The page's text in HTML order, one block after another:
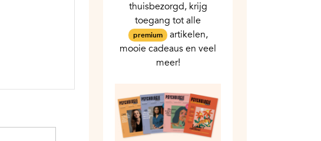
thuisbezorgd, krijg
toegang tot alle
premium artikelen,
mooie cadeaus en veel
meer!